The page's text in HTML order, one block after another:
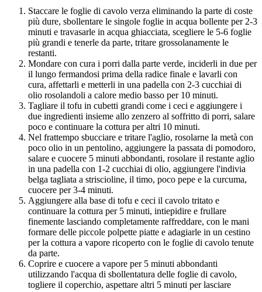
Staccare le foglie di cavolo verza eliminando la parte di coste
più dure, sbollentare le singole foglie in acqua bollente per 2-3
minuti e travasarle in acqua ghiacciata, scegliere le 5-6 foglie
più grandi e tenerle da parte, tritare grossolanamente le
restanti.
Mondare con cura i porri dalla parte verde, inciderli in due per
il lungo fermandosi prima della radice finale e lavarli con
cura, affettarli e metterli in una padella con 2-3 cucchiai di
olio rosolandoli a calore medio basso per 10 minuti.
Tagliare il tofu in cubetti grandi come i ceci e aggiungere i
due ingredienti insieme allo zenzero al soffritto di porri, salare
poco e continuare la cottura per altri 10 minuti.
Nel frattempo sbucciare e tritare l'aglio, rosolarne la metà con
poco olio in un pentolino, aggiungere la passata di pomodoro,
salare e cuocere 5 minuti abbondanti, rosolare il restante aglio
in una padella con 1-2 cucchiai di olio, aggiungere l'indivia
belga tagliata a striscioline, il timo, poco pepe e la curcuma,
cuocere per 3-4 minuti.
Aggiungere alla base di tofu e ceci il cavolo tritato e
continuare la cottura per 5 minuti, intiepidire e frullare
finemente lasciando completamente raffreddare, con le mani
formare delle piccole polpette piatte e adagiarle in un cestino
per la cottura a vapore ricoperto con le foglie di cavolo tenute
da parte.
Coprire e cuocere a vapore per 5 minuti abbondanti
utilizzando l'acqua di sbollentatura delle foglie di cavolo,
togliere il coperchio, aspettare altri 5 minuti per lasciare